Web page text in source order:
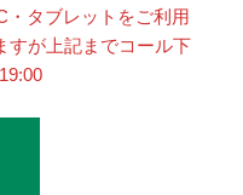
・タブレットをご利用
すが上記までコール下